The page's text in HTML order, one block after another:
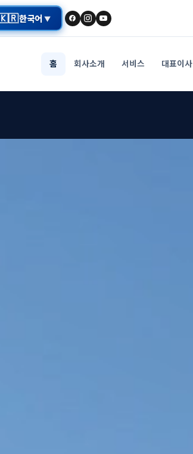
한국어 ▼
홈 회사소개 서비스 대표이사